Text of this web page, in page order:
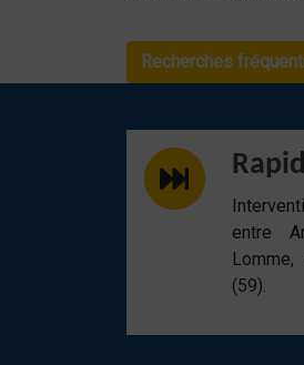
Recherches
entre
(59).